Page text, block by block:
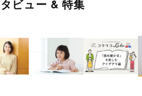
ビュー & 特集